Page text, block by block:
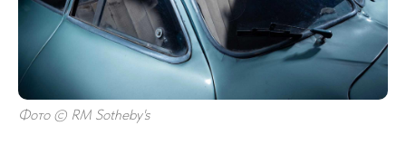
Фото © RM Sotheby's